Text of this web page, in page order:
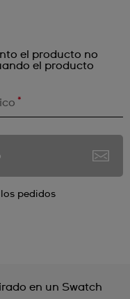
el producto no
el producto
*
pedidos
en un Swatch